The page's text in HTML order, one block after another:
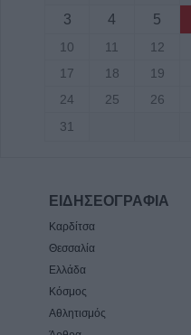
3
4 5
10
11 12
17
18 19
24
25 26
31
ΕΙΔΗΣΕΟΓΡΑΦΙΑ
Καρδίτσα
Θεσσαλία
Ελλάδα
Κόσμος
Αθλητισμός